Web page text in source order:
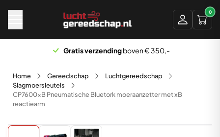
0
Gratis verzendingboven € 350,-
Home Gereedschap
Luchtgereedschap
Slagmoersleutels
CP7600xB Pneumatische Bluetork moeraanzetter met xB
reactiearm